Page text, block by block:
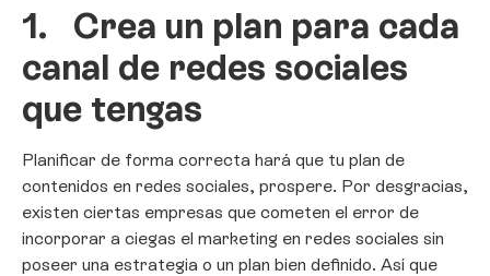
1. Crea un plan para cada
canal de redes sociales
que tengas
Planificar de forma correcta hará que tu plan de
contenidos en redes sociales, prospere. Por desgracias,
existen ciertas empresas que cometen el error de
incorporar a ciegas el marketing en redes sociales sin
poseer una estrategia o un plan bien definido. Así que